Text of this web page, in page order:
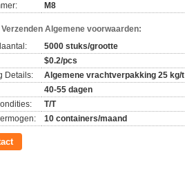
M8
Algemene voorwaarden:
5000 stuks/grootte
$0.2/pcs
Details:
Algemene vrachtverpakking 25 kg/t
40-55 dagen
T/T
10 containers/maand